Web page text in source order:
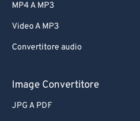
MP4 A MP3
Video A MP3
Convertitore audio
Image Convertitore
JPG A PDF